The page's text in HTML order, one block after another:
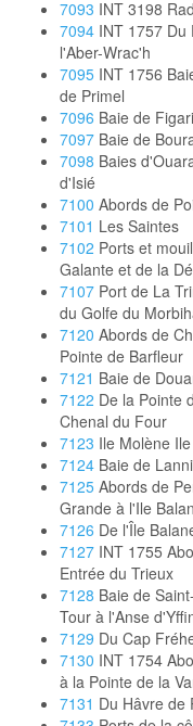
7093 INT 3198
7094 INT 1757
l'Aber-Wrac'h
7095 INT 1756
de Primel
7096 Baie de
7097 Baie de
7098 Baies
d'Isié
7100 Abords de
7101 Les Saintes
7102 Ports et
Galante et de la
7107 Port de La
du Golfe du
7120 Abords de
Pointe de Barfleur
7121 Baie de
7122 De la Pointe
Chenal du Four
7123 Ile Molène
7124 Baie de
7125 Abords de
Grande à l'Ile
7126 De l'Île
7127 INT 1755
Entrée du Trieux
7128 Baie de
Tour à l'Anse
7129 Du Cap
7130 INT 1754
à la Pointe de la
7131 Du Hâvre de